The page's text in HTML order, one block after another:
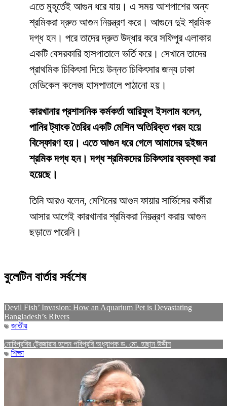
এতে মুহূর্তেই আগুন ধরে যায়। এ সময় আশপাশের অন্য
শ্রমিকরা দ্রুত আগুন নিয়ন্ত্রণ করে। আগুনে দুই শ্রমিক
দগ্ধ হন। পরে তাদের দ্রুত উদ্ধার করে সফিপুর এলাকার
একটি বেসরকারি হাসপাতালে ভর্তি করে। সেখানে তাদের
প্রাথমিক চিকিৎসা দিয়ে উন্নত চিকিৎসার জন্য ঢাকা
মেডিকেল কলেজ হাসপাতালে পাঠানো হয়।
কারখানার প্রশাসনিক কর্মকর্তা আরিফুল ইসলাম বলেন,
পানির ট্যাংক তৈরির একটি মেশিন অতিরিক্ত গরম হয়ে
বিস্ফোরণ হয়। এতে আগুন ধরে গেলে আমাদের দুইজন
শ্রমিক দগ্ধ হন। দগ্ধ শ্রমিকদের চিকিৎসার ব্যবস্থা করা
হয়েছে।
তিনি আরও বলেন, মেশিনের আগুন ফায়ার সার্ভিসের কর্মীরা
আসার আগেই কারখানার শ্রমিকরা নিয়ন্ত্রণ করায় আগুন
ছড়াতে পারেনি।
বুলেটিন বার্তার সর্বশেষ
Devil Fish’ Invasion: How an Aquarium Pet is Devastating
Bangladesh’s Rivers
জাতীয়
নোবিপ্রবির ট্রেজারার হলেন পবিপ্রবি অধ্যাপক ড. মো. হাছান উদ্দীন
শিক্ষা